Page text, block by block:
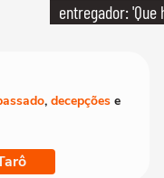
entregador: 'Que
, decepções e